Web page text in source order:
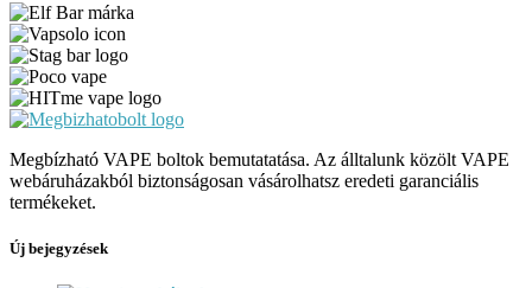
Megbízható VAPE boltok bemutatatása. Az álltalunk közölt VAPE
webáruházakból biztonságosan vásárolhatsz eredeti garanciális
termékeket.
Új bejegyzések